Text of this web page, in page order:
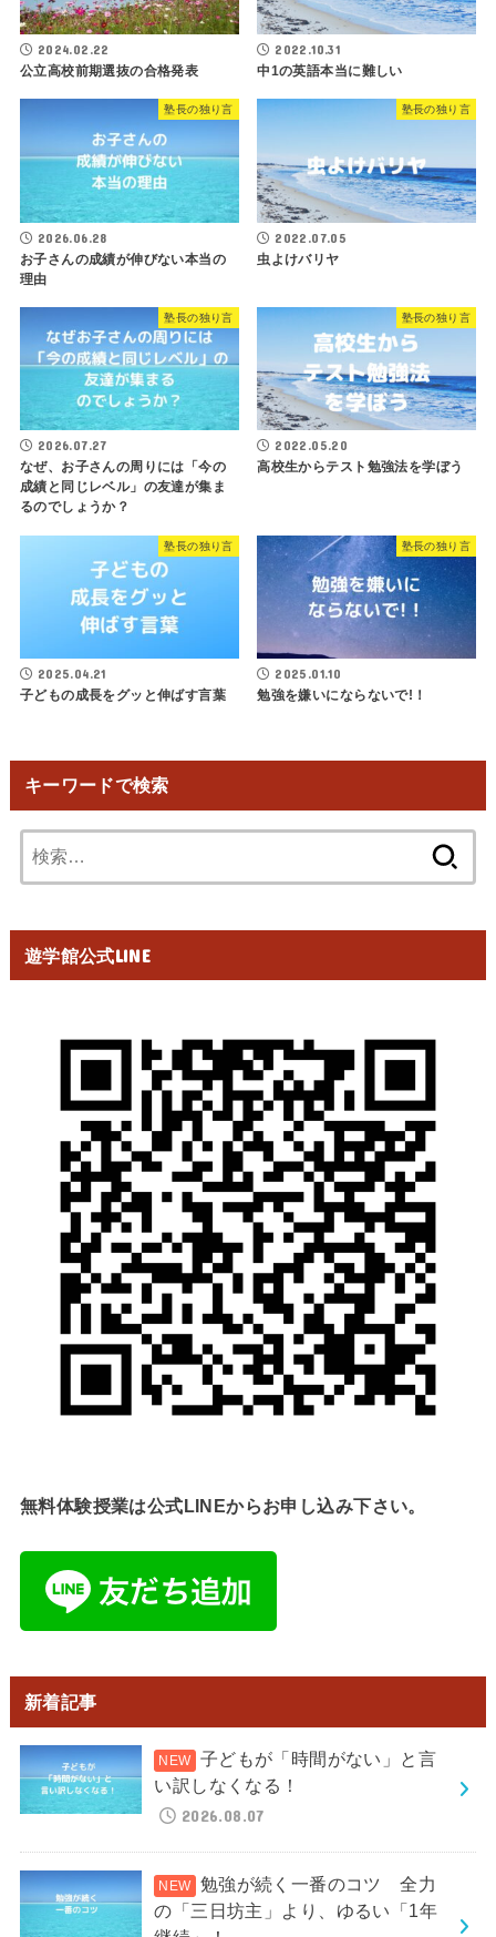
2024.02.22
公立高校前期選抜の合格発表
2022.10.31
中1の英語本当に難しい
塾長の独り言
2026.06.28
お子さんの成績が伸びない本当の
理由
塾長の独り言
2022.07.05
虫よけバリヤ
塾長の独り言
2026.07.27
なぜ、お子さんの周りには「今の
成績と同じレベル」の友達が集ま
るのでしょうか？
塾長の独り言
2022.05.20
高校生からテスト勉強法を学ぼう
塾長の独り言
2025.04.21
子どもの成長をグッと伸ばす言葉
塾長の独り言
2025.01.10
勉強を嫌いにならないで!！
キーワードで検索
索:
遊学館公式LINE
無料体験授業は公式LINEからお申し込み下さい。
新着記事
子どもが「時間がない」と言
い訳しなくなる！
2026.08.07
勉強が続く一番のコツ 全力
の「三日坊主」より、ゆるい「1年